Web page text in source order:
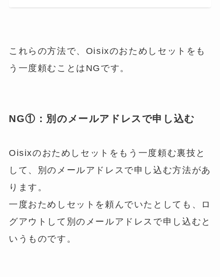
これらの方法で、Oisixのおためしセットをも
う一度頼むことはNGです。
NG①：別のメールアドレスで申し込む
Oisixのおためしセットをもう一度頼む裏技と
して、別のメールアドレスで申し込む方法があ
ります。
一度おためしセットを頼んでいたとしても、ロ
グアウトして別のメールアドレスで申し込むと
いうものです。